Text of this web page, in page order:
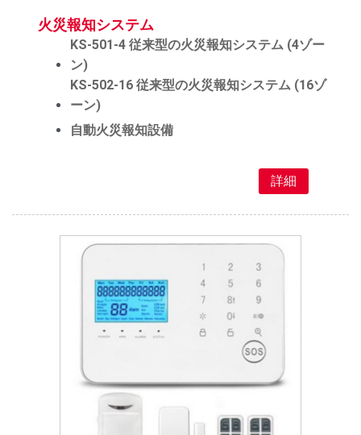
火災報知システム
KS-501-4 従来型の火災報知システム (4ゾー
ン)
KS-502-16 従来型の火災報知システム (16ゾ
ーン)
自動火災報知設備
詳細